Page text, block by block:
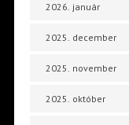
2026. január
2025. december
2025. november
2025. október